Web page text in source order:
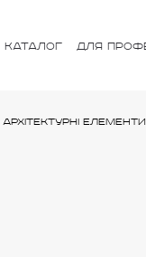
КАТАЛОГ ДЛЯ
Архітектурні елементи